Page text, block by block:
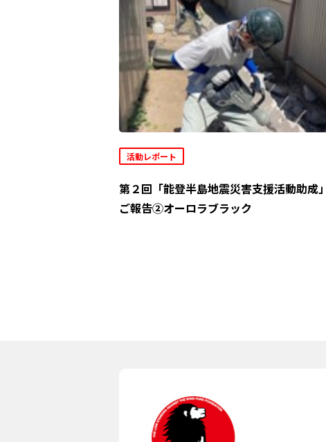
活動レポート
第２回「能登半島地震災害支援活動助成」
ご報告②オーロラブラック